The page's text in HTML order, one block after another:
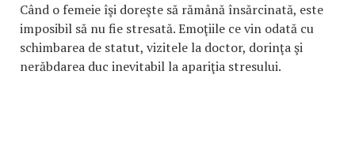
Când o femeie îşi doreşte să rămână însărcinată, este
imposibil să nu fie stresată. Emoţiile ce vin odată cu
schimbarea de statut, vizitele la doctor, dorinţa şi
nerăbdarea duc inevitabil la apariţia stresului.